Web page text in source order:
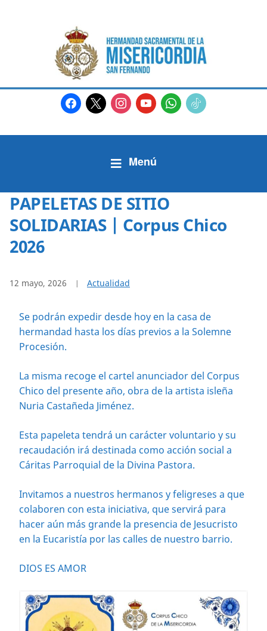
facebook
x instagram
youtubewhatsapp
tiktok2
PAPELETAS DE SITIO
SOLIDARIAS | Corpus Chico
2026
12 mayo, 2026 Actualidad
Se podrán expedir desde hoy en la casa de
hermandad hasta los días previos a la Solemne
Procesión.
La misma recoge el cartel anunciador del Corpus
Chico del presente año, obra de la artista isleña
Nuria Castañeda Jiménez.
Esta papeleta tendrá un carácter voluntario y su
recaudación irá destinada como acción social a
Cáritas Parroquial de la Divina Pastora.
Invitamos a nuestros hermanos y feligreses a que
colaboren con esta iniciativa, que servirá para
hacer aún más grande la presencia de Jesucristo
en la Eucaristía por las calles de nuestro barrio.
DIOS ES AMOR